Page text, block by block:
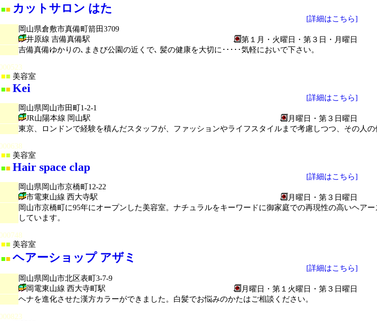
■■ カットサロン はた
[詳細はこちら]
岡山県倉敷市真備町箭田3709
井原線 吉備真備駅
第１月・火曜日・第３日・月曜日
吉備真備ゆかりの､まきび公園の近くで､ 髪の健康を大切に･････気軽においで下さい。
■ 美容室
■■ Kei
[詳細はこちら]
岡山県岡山市田町1-2-1
JR山陽本線 岡山駅
月曜日・第３日曜日
東京、ロンドンで経験を積んだスタッフが、ファッションやライフスタイルまで考慮しつつ、その人
■ 美容室
■■ Hair space clap
[詳細はこちら]
岡山県岡山市京橋町12-22
市電東山線 西大寺駅
月曜日・第３日曜日
岡山市京橋町に95年にオープンした美容室。ナチュラルをキーワードに御家庭での再現性の高いヘア
しています。
■ 美容室
■■ ヘアーショップ アザミ
[詳細はこちら]
岡山県岡山市北区表町3-7-9
岡電東山線 西大寺町駅
月曜日・第１火曜日・第３日曜日
ヘナを進化させた漢方カラーができました。白髪でお悩みのかたはご相談ください。